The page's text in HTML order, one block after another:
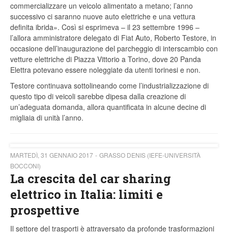
commercializzare un veicolo alimentato a metano; l’anno
successivo ci saranno nuove auto elettriche e una vettura
definita ibrida». Così si esprimeva – il 23 settembre 1996 –
l’allora amministratore delegato di Fiat Auto, Roberto Testore, in
occasione dell’inaugurazione del parcheggio di interscambio con
vetture elettriche di Piazza Vittorio a Torino, dove 20 Panda
Elettra potevano essere noleggiate da utenti torinesi e non.
Testore continuava sottolineando come l’industrializzazione di
questo tipo di veicoli sarebbe dipesa dalla creazione di
un’adeguata domanda, allora quantificata in alcune decine di
migliaia di unità l’anno.
MARTEDÌ, 31 GENNAIO 2017
GRASSO DENIS (IEFE-UNIVERSITÀ
BOCCONI)
La crescita del car sharing
elettrico in Italia: limiti e
prospettive
Il settore del trasporti è attraversato da profonde trasformazioni